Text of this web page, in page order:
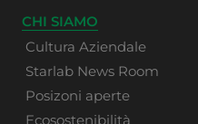
CHI SIAMO
Cultura Aziendale
Starlab News Room
Posizoni aperte
Ecosostenibilità